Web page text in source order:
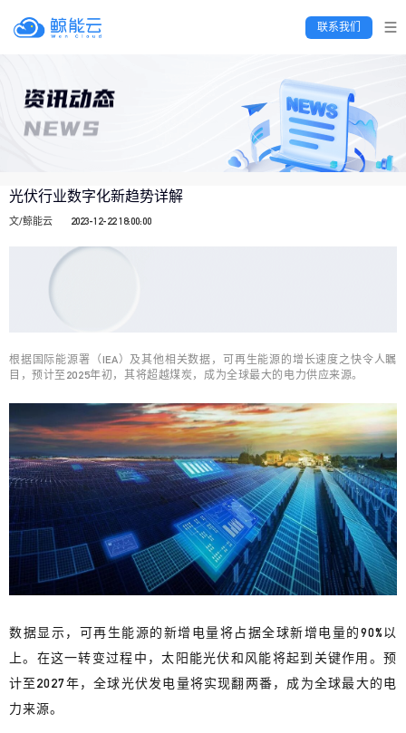
光伏行业数字化新趋势详解
文/鲸能云 2023-12-22 18:00:00
根据国际能源署（IEA）及其他相关数据，可再生能源的增长速度之快令人瞩
目，预计至2025年初，其将超越煤炭，成为全球最大的电力供应来源。
数据显示，可再生能源的新增电量将占据全球新增电量的90%以
上。在这一转变过程中，太阳能光伏和风能将起到关键作用 。预
计至2027年，全球光伏发电量将实现翻两番，成为全球最大的电
力来源。